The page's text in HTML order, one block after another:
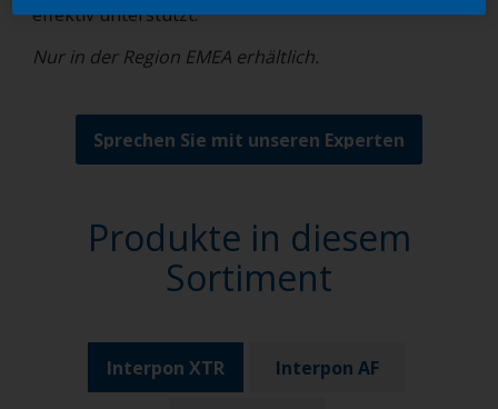
effektiv unterstützt.
Nur in der Region EMEA erhältlich.
Sprechen Sie mit unseren Experten
Produkte in diesem
Sortiment
Interpon XTR Interpon AF